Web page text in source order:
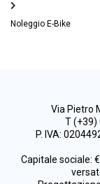
Noleggio E-Bike
Via Pietro
T (+39)
P. IVA:
Capitale sociale: